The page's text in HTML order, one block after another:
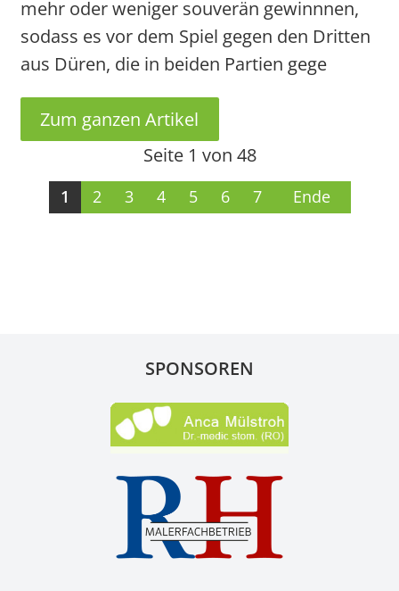
mehr oder weniger souverän gewinnnen,
sodass es vor dem Spiel gegen den Dritten
aus Düren, die in beiden Partien gege
Zum ganzen Artikel
Seite 1 von 48
1 2 3 4 5 6 7 Ende
SPONSOREN